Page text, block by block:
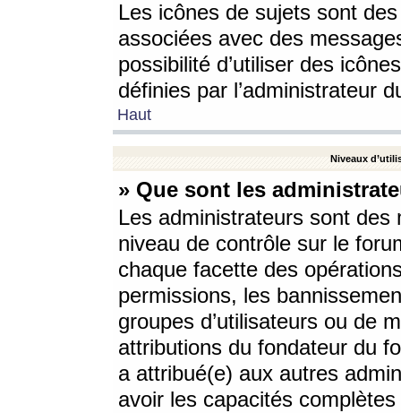
Les icônes de sujets sont
associées avec des
possibilité d’utiliser des
définies par l’administrateur
Haut
Niveaux
» Que sont les
Les administrateurs sont
niveau de contrôle sur le
chaque facette des
permissions, les
groupes d’utilisateurs ou de
attributions du fondateur du
a attribué(e) aux autres
avoir les capacités